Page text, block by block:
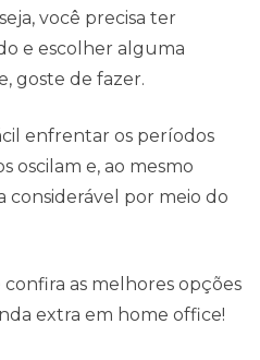
você precisa ter
e escolher alguma
goste de fazer.
enfrentar os períodos
oscilam e, ao mesmo
por meio do
as melhores opções
extra em home office!